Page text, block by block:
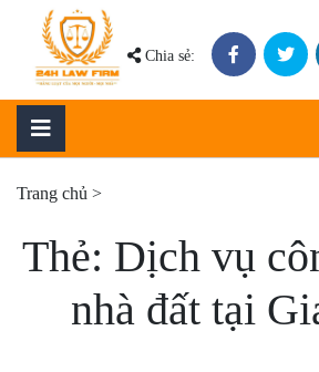
content
Chia sẻ:
Trang chủ >
Thẻ: Dịch vụ
nhà đất tại